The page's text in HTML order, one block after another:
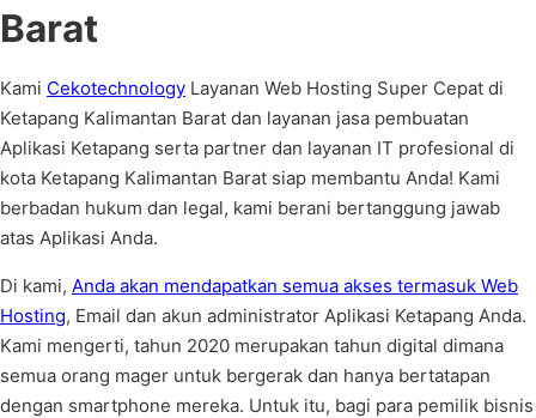
Barat
Kami Cekotechnology Layanan Web Hosting Super Cepat di
Ketapang Kalimantan Barat dan layanan jasa pembuatan
Aplikasi Ketapang serta partner dan layanan IT profesional di
kota Ketapang Kalimantan Barat siap membantu Anda! Kami
berbadan hukum dan legal, kami berani bertanggung jawab
atas Aplikasi Anda.
Di kami, Anda akan mendapatkan semua akses termasuk Web
Hosting, Email dan akun administrator Aplikasi Ketapang Anda.
Kami mengerti, tahun 2020 merupakan tahun digital dimana
semua orang mager untuk bergerak dan hanya bertatapan
dengan smartphone mereka. Untuk itu, bagi para pemilik bisnis